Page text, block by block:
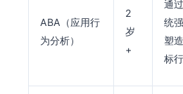
ABA（应用行
为分析）
2
岁
+
通
统
塑
标